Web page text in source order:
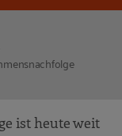
ist heute weit